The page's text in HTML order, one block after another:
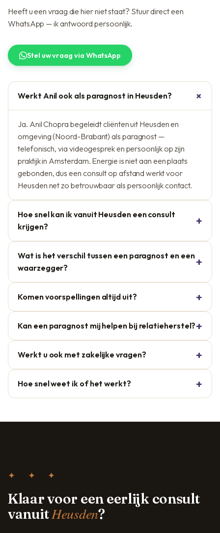
Heeft u een vraag die hier niet staat? Stuur direct een
WhatsApp — ik antwoord persoonlijk.
Stel uw vraag via WhatsApp
Werkt Anil ook als paragnost in Heusden?
Ja. Anil Chopra begeleidt cliënten uit Heusden en
omgeving (Noord-Brabant) als paragnost —
telefonisch, via videogesprek en persoonlijk op zijn
praktijk in Amsterdam. Energie is niet aan een plaats
gebonden, dus een consult op afstand werkt voor
Heusden net zo betrouwbaar als persoonlijk contact.
Hoe snel kan ik vanuit Heusden een consult
krijgen?
Wat is het verschil tussen een paragnost en een
waarzegger?
Komen voorspellingen altijd uit?
Kan een paragnost mij helpen bij relatieherstel?
Werkt u ook met zakelijke vragen?
Hoe snel weet ik of het werkt?
✦ ✦ ✦
Klaar voor een eerlijk consult
vanuitHeusden?